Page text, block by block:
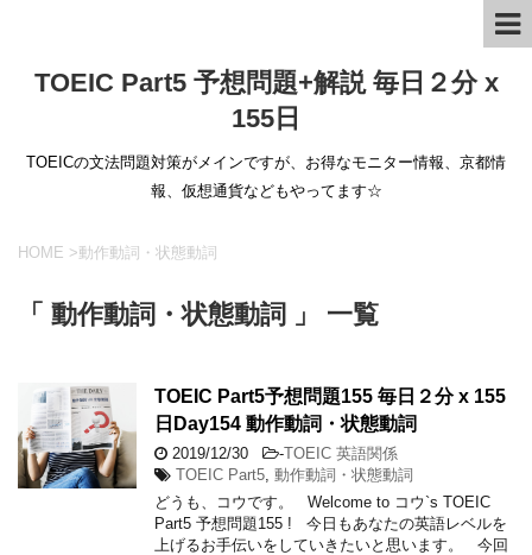
TOEIC Part5 予想問題+解説 毎日２分 x
155日
TOEICの文法問題対策がメインですが、お得なモニター情報、京都情
報、仮想通貨などもやってます☆
HOME >動作動詞・状態動詞
「 動作動詞・状態動詞 」 一覧
TOEIC Part5予想問題155 毎日２分 x 155
日Day154 動作動詞・状態動詞
2019/12/30 -TOEIC 英語関係
TOEIC Part5 動作動詞・状態動詞
どうも、コウです。 Welcome to コウ`s TOEIC
Part5 予想問題155 ! 今日もあなたの英語レベルを
上げるお手伝いをしていきたいと思います。 今回